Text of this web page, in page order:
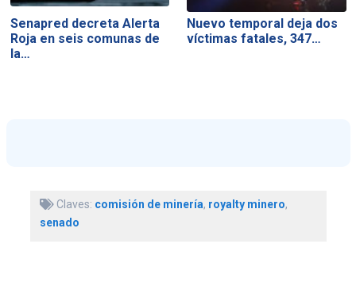
Senapred decreta Alerta
Roja en seis comunas de
la…
Nuevo temporal deja dos
víctimas fatales, 347…
Claves: comisión de minería, royalty minero,
senado